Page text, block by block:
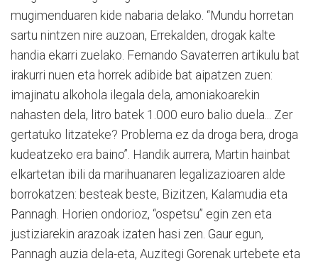
mugimenduaren kide nabaria delako. “Mundu horretan
sartu nintzen nire auzoan, Errekalden, drogak kalte
handia ekarri zuelako. Fernando Savaterren artikulu bat
irakurri nuen eta horrek adibide bat aipatzen zuen:
imajinatu alkohola ilegala dela, amoniakoarekin
nahasten dela, litro batek 1.000 euro balio duela... Zer
gertatuko litzateke? Problema ez da droga bera, droga
kudeatzeko era baino”. Handik aurrera, Martin hainbat
elkartetan ibili da marihuanaren legalizazioaren alde
borrokatzen: besteak beste, Bizitzen, Kalamudia eta
Pannagh. Horien ondorioz, “ospetsu” egin zen eta
justiziarekin arazoak izaten hasi zen. Gaur egun,
Pannagh auzia dela-eta, Auzitegi Gorenak urtebete eta